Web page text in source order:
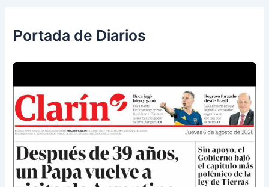
Portada de Diarios